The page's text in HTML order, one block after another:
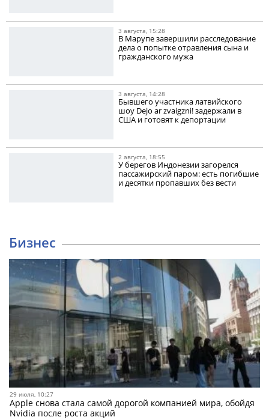
3 августа, 15:28
В Марупе завершили расследование
дела о попытке отравления сына и
гражданского мужа
3 августа, 14:28
Бывшего участника латвийского
шоу Dejo ar zvaigzni! задержали в
США и готовят к депортации
2 августа, 18:55
У берегов Индонезии загорелся
пассажирский паром: есть погибшие
и десятки пропавших без вести
Бизнес
29 июля, 10:27
Apple снова стала самой дорогой компанией мира, обойдя
Nvidia после роста акций